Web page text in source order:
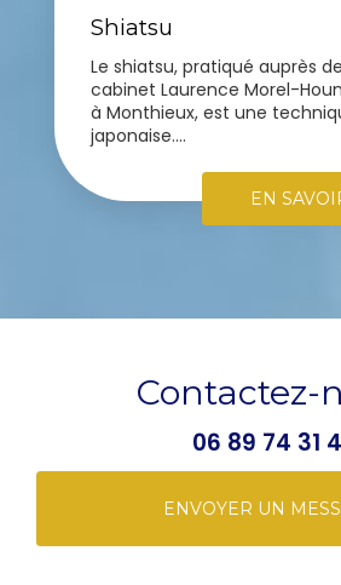
Shiatsu
Le shiatsu, pratiqué auprès
cabinet Laurence Morel-
à Monthieux, est une
japonaise....
EN
Contactez-
06 89 74 31
ENVOYER UN